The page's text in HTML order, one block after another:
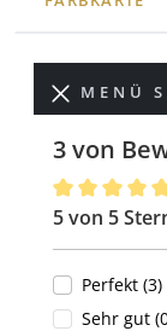
MENÜ
3 von
5 von 5
Perfekt (3)
Sehr gut